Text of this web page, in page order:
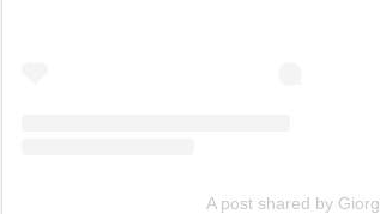
A post shared by